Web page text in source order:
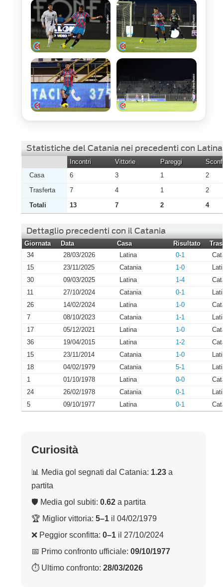
Statistiche del Catania nei precedenti con Latina
Incontri Vittorie Pareggi
Casa
6 3 1
2
Trasferta
7 4 1
2
Totali
13 7 2 4
Dettaglio precedenti con il Catania
Giornata Data Casa Risultato
34
28/03/2026 Latina 0-1
15
23/11/2025 Catania 1-0
30
09/03/2025 Latina 1-4
11
27/10/2024 Catania 0-1
26
14/02/2024 Latina 1-0
7
08/10/2023 Catania 1-1
17
05/12/2021 Latina 1-0
36
19/04/2015 Latina 1-2
15
23/11/2014 Catania 1-0
18
04/02/1979 Catania 5-1
1
01/10/1978 Latina 0-0
24
26/02/1978 Catania 0-1
5
09/10/1977 Latina 0-1
Curiosità
📊 Media gol segnati dal Catania: 1.23 a
partita
🛡 Media gol subiti: 0.62 a partita
🏆 Miglior vittoria: 5–1 il 04/02/1979
❌ Peggior sconfitta: 0–1 il 27/10/2024
📅 Primo confronto ufficiale: 09/10/1977
⏱ Ultimo confronto: 28/03/2026